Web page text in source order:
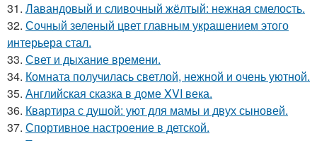
31. Лавандовый и сливочный жёлтый: нежная смелость.
32. Сочный зеленый цвет главным украшением этого
интерьера стал.
33. Свет и дыхание времени.
34. Комната получилась светлой, нежной и очень уютной.
35. Английская сказка в доме XVI века.
36. Квартира с душой: уют для мамы и двух сыновей.
37. Спортивное настроение в детской.